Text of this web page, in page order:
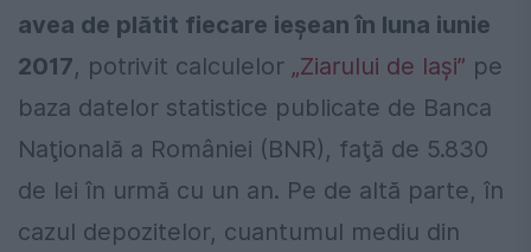
avea de plătit fiecare ieşean în luna iunie
2017, potrivit calculelor „Ziarului de Iaşi” pe
baza datelor statistice publicate de Banca
Naţională a României (BNR), faţă de 5.830
de lei în urmă cu un an. Pe de altă parte, în
cazul depozitelor, cuantumul mediu din